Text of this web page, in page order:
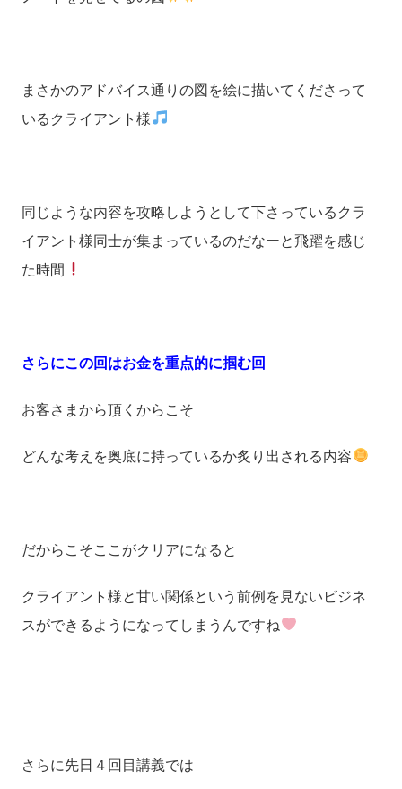
まさかのアドバイス通りの図を絵に描いてくださって
いるクライアント様
同じような内容を攻略しようとして下さっているクラ
イアント様同士が集まっているのだなーと飛躍を感じ
た時間
さらにこの回はお金を重点的に掴む回
お客さまから頂くからこそ
どんな考えを奥底に持っているか炙り出される内容
だからこそここがクリアになると
クライアント様と甘い関係という前例を見ないビジネ
スができるようになってしまうんですね
さらに先日４回目講義では